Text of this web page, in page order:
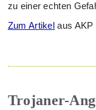
zu einer echten
Zum Artikel aus AKP
Trojaner-